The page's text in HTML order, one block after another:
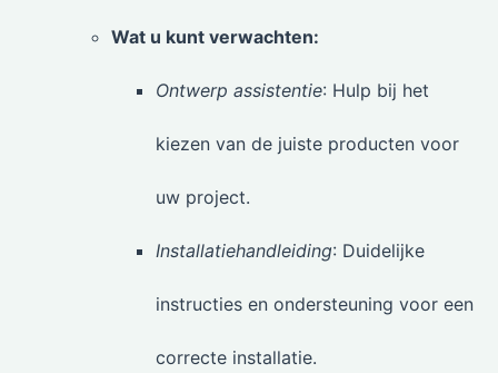
Wat u kunt verwachten:
Ontwerp assistentie: Hulp bij het
kiezen van de juiste producten voor
uw project.
Installatiehandleiding: Duidelijke
instructies en ondersteuning voor een
correcte installatie.